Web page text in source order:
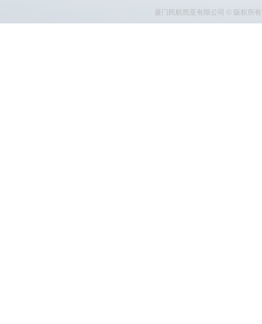
厦门民航凯亚有限公司 © 版权所有